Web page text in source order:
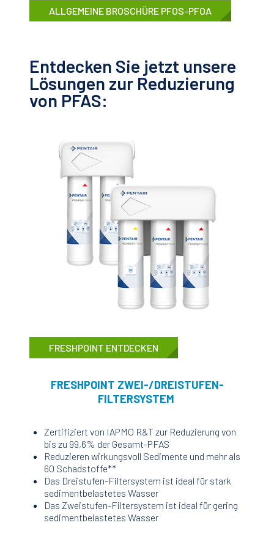
ALLGEMEINE BROSCHÜRE PFOS-PFOA
Entdecken Sie jetzt unsere
Lösungen zur Reduzierung
von PFAS:
FRESHPOINT ENTDECKEN
FRESHPOINT ZWEI-/DREISTUFEN-
FILTERSYSTEM
Zertifiziert von IAPMO R&T zur Reduzierung von
bis zu 99,6% der Gesamt-PFAS
Reduzieren wirkungsvoll Sedimente und mehr als
60 Schadstoffe**
Das Dreistufen-Filtersystem ist ideal für stark
sedimentbelastetes Wasser
Das Zweistufen-Filtersystem ist ideal für gering
sedimentbelastetes Wasser